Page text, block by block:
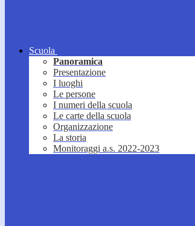
Scuola
Panoramica
Presentazione
I luoghi
Le persone
I numeri della scuola
Le carte della scuola
Organizzazione
La storia
Monitoraggi a.s. 2022-2023